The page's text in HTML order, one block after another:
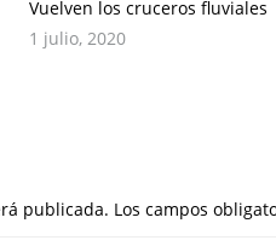
Vuelven los cruceros fluviales
1 julio, 2020
publicada. Los campos